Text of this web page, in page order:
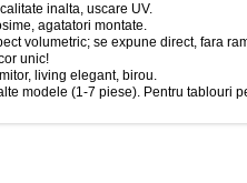
inalta, uscare UV.
agatatori montate.
volumetric; se expune direct, fara
unic!
living elegant, birou.
modele (1-7 piese). Pentru tablouri